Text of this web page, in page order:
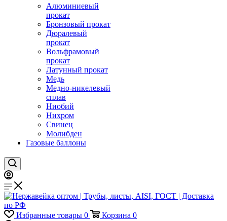
Алюминиевый
прокат
Бронзовый прокат
Дюралевый
прокат
Вольфрамовый
прокат
Латунный прокат
Медь
Медно-никелевый
сплав
Ниобий
Нихром
Свинец
Молибден
Газовые баллоны
Избранные товары 0 Корзина 0